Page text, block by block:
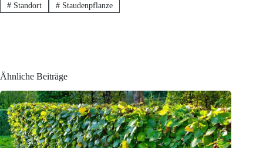
#Standort #Staudenpflanze
Ähnliche Beiträge